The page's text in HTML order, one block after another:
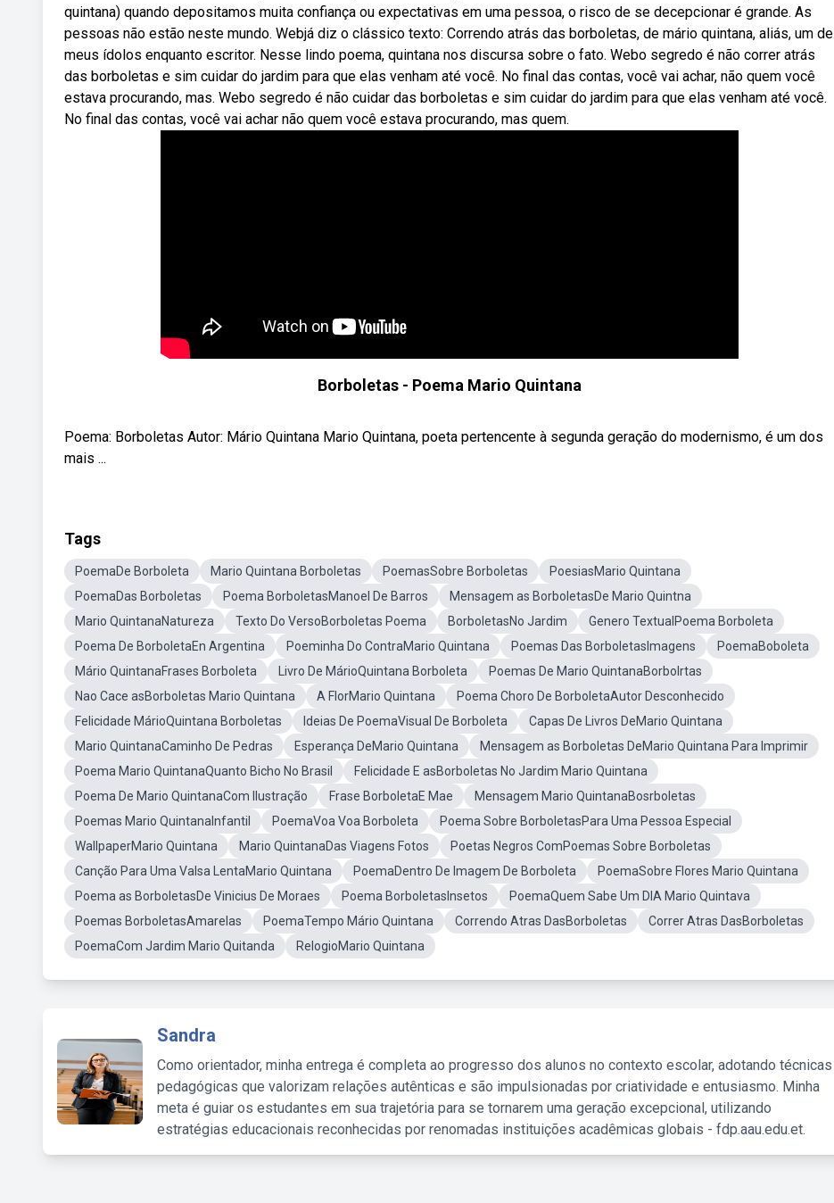
quintana) quando depositamos muita confiança ou expectativas em uma pessoa, o risco de se decepcionar é grande. As
pessoas não estão neste mundo. Webjá diz o clássico texto: Correndo atrás das borboletas, de mário quintana, aliás, um de
meus ídolos enquanto escritor. Nesse lindo poema, quintana nos discursa sobre o fato. Webo segredo é não correr atrás
das borboletas e sim cuidar do jardim para que elas venham até você. No final das contas, você vai achar, não quem você
estava procurando, mas. Webo segredo é não cuidar das borboletas e sim cuidar do jardim para que elas venham até você.
No final das contas, você vai achar não quem você estava procurando, mas quem.
Borboletas - Poema Mario Quintana
Poema: Borboletas Autor: Mário Quintana Mario Quintana, poeta pertencente à segunda geração do modernismo, é um dos
mais ...
Tags
PoemaDe Borboleta Mario Quintana Borboletas PoemasSobre Borboletas
PoesiasMario Quintana
PoemaDas Borboletas
Poema BorboletasManoel De Barros
Mensagem as BorboletasDe Mario Quintna
Mario QuintanaNatureza
Texto Do VersoBorboletas Poema BorboletasNo Jardim
Genero TextualPoema Borboleta
Poema De BorboletaEn Argentina
Poeminha Do ContraMario Quintana Poemas Das BorboletasImagens
PoemaBoboleta
Mário QuintanaFrases Borboleta
Livro De MárioQuintana Borboleta
Poemas De Mario QuintanaBorbolrtas
Nao Cace asBorboletas Mario Quintana
A FlorMario Quintana
Poema Choro De BorboletaAutor Desconhecido
Felicidade MárioQuintana Borboletas
Ideias De PoemaVisual De Borboleta
Capas De Livros DeMario Quintana
Mario QuintanaCaminho De Pedras
Esperança DeMario Quintana
Mensagem as Borboletas DeMario Quintana Para Imprimir
Poema Mario QuintanaQuanto Bicho No Brasil
Felicidade E asBorboletas No Jardim Mario Quintana
Poema De Mario QuintanaCom Ilustração
Frase BorboletaE Mae
Mensagem Mario QuintanaBosrboletas
Poemas Mario QuintanaInfantil
PoemaVoa Voa Borboleta
Poema Sobre BorboletasPara Uma Pessoa Especial
WallpaperMario Quintana
Mario QuintanaDas Viagens Fotos
Poetas Negros ComPoemas Sobre Borboletas
Canção Para Uma Valsa LentaMario Quintana
PoemaDentro De Imagem De Borboleta
PoemaSobre Flores Mario Quintana
Poema as BorboletasDe Vinicius De Moraes
Poema BorboletasInsetos
PoemaQuem Sabe Um DIA Mario Quintava
Poemas BorboletasAmarelas
PoemaTempo Mário Quintana Correndo Atras DasBorboletas
Correr Atras DasBorboletas
PoemaCom Jardim Mario Quitanda
RelogioMario Quintana
Sandra
Como orientador, minha entrega é completa ao progresso dos alunos no contexto escolar, adotando técnicas
pedagógicas que valorizam relações autênticas e são impulsionadas por criatividade e entusiasmo. Minha
meta é guiar os estudantes em sua trajetória para se tornarem uma geração excepcional, utilizando
estratégias educacionais reconhecidas por renomadas instituições acadêmicas globais - fdp.aau.edu.et.